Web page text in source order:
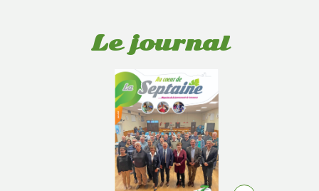
Le journal